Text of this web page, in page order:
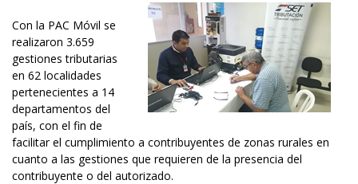
Con la PAC Móvil se
realizaron 3.659
gestiones tributarias
en 62 localidades
pertenecientes a 14
departamentos del
país, con el fin de
facilitar el cumplimiento a contribuyentes de zonas rurales en
cuanto a las gestiones que requieren de la presencia del
contribuyente o del autorizado.